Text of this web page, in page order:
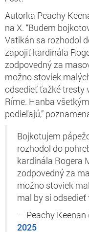
Autorka Peachy
na X. “Budem
Vatikán sa rozhodol
zapojiť kardinála
zodpovedný za
možno stoviek
odsedieť ťažké tresty
Ríme. Hanba
podieľajú,”
Bojkotujem
rozhodol do
kardinála Rogera
zodpovedný za
možno stoviek
mal by si
— Peachy Keenan
2025